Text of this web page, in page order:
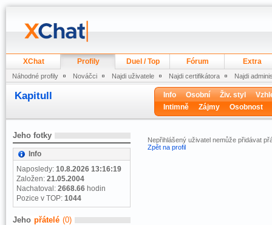
XChat Profily Duel / Top Fórum Extra
Náhodné profily Nováčci Najdi uživatele Najdi certifikátora Najdi
Kapitull Info Osobní Živ. styl
Intimně
Zájmy Osobnost
Jeho fotky
Info
Naposledy: 10.8.2026 13:16:19
Založen: 21.05.2004
Nachatoval: 2668.66 hodin
Pozice v TOP: 1044
Jeho přátelé (0)
Nepřihlášený uživatel nemůže přidávat
Zpět na profil